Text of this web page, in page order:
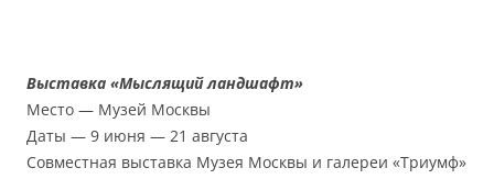
Выставка «Мыслящий ландшафт»
Место — Музей Москвы
Даты — 9 июня — 21 августа
Совместная выставка Музея Москвы и галереи «Триумф»